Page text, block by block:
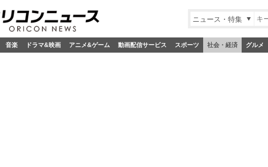
ニュース・特集
音楽 ドラマ&映画 アニメ&ゲーム 動画配信サービス スポーツ 社会・経済 グルメ